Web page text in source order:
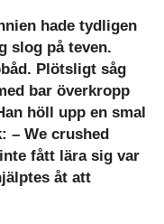
hade tydligen
slog på teven.
Plötsligt såg
bar överkropp
höll upp en smal
– We crushed
fått lära sig var
åt att